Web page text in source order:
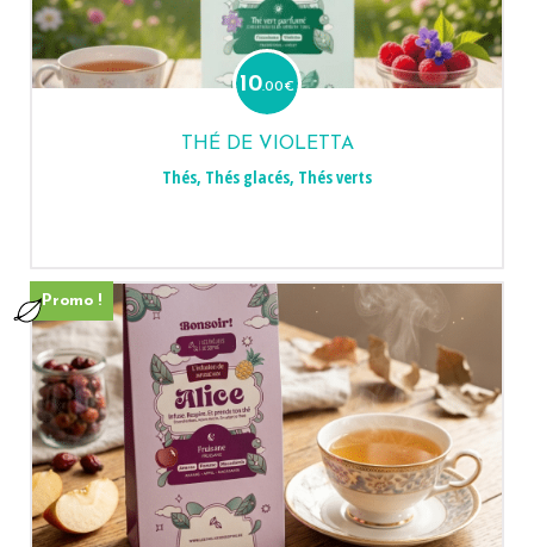
10.00€
THÉ DE VIOLETTA
Thés, Thés glacés, Thés verts
Promo !